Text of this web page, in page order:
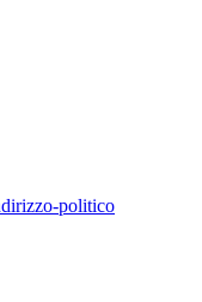
politico